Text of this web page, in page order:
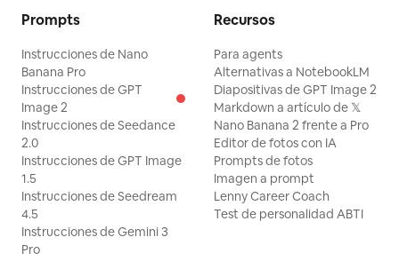
Prompts
Instrucciones de Nano
Banana Pro
Instrucciones de GPT
Image 2
Instrucciones de Seedance
2.0
Instrucciones de GPT Image
1.5
Instrucciones de Seedream
4.5
Instrucciones de Gemini 3
Pro
Recursos
Para agents
Alternativas a NotebookLM
Diapositivas de GPT Image 2
Markdown a artículo de 𝕏
Nano Banana 2 frente a Pro
Editor de fotos con IA
Prompts de fotos
Imagen a prompt
Lenny Career Coach
Test de personalidad ABTI